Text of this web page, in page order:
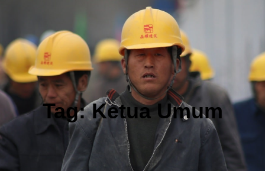
Tag:Ketua Umum